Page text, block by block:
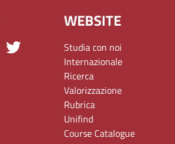
WEBSITE
Studia con noi
Internazionale
Ricerca
Valorizzazione
Rubrica
Unifind
Course Catalogue